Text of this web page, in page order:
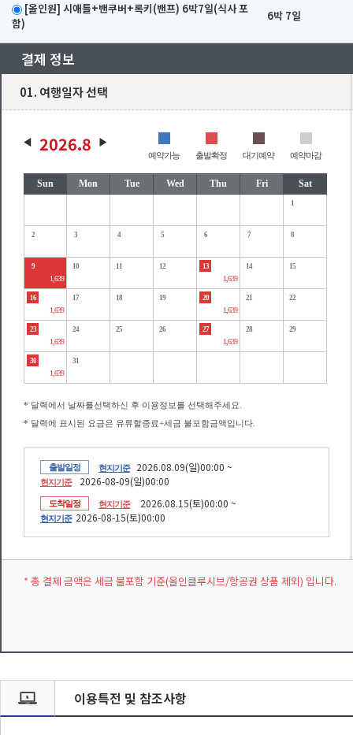
[올인원] 시애틀+밴쿠버+록키(밴프) 6박7일(식사 포
함)
6박 7일
결제 정보
01. 여행일자 선택
2026.8 예약가능 출발확정 대기예약 예약마감
Sun Mon Tue Wed Thu Fri Sat
1
2 3 4 5 6 7 8
9
1,639
10 11 12 13
1,639
14 15
16
1,639
17 18 19 20
1,639
21 22
23
1,639
24 25 26 27
1,639
28 29
30
1,639
31
* 달력에서 날짜를선택하신 후 이용정보를 선택해주세요.
* 달력에 표시된 요금은 유류할증료+세금 불포함금액입니다.
출발일정 현지기준 2026.08.09(일)00:00 ~
현지기준 2026-08-09(일)00:00
도착일정 현지기준 2026.08.15(토)00:00 ~
현지기준 2026-08-15(토)00:00
* 총 결제 금액은 세금 불포함 기준(올인클루시브/항공권 상품 제외) 입니다.
이용특전 및 참조사항